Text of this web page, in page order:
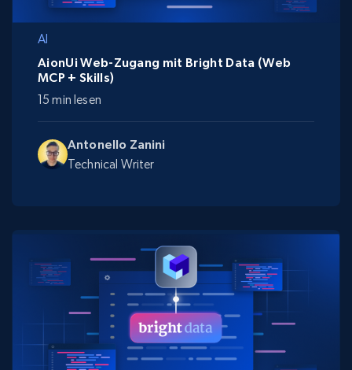
AI
Antonello Zanini
Technical Writer
AionUi Web-Zugang mit Bright Data (Web
MCP + Skills)
15 min lesen